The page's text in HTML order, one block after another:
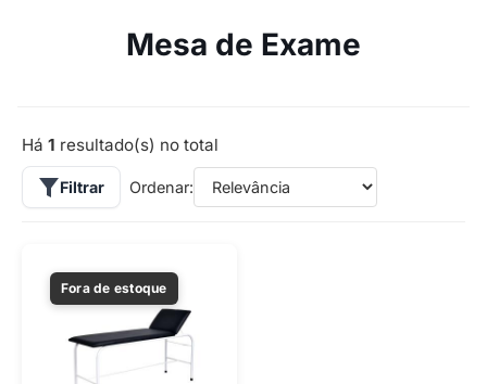
Mesa de Exame
Há 1 resultado(s) no total
Filtrar Ordenar:
Fora de estoque